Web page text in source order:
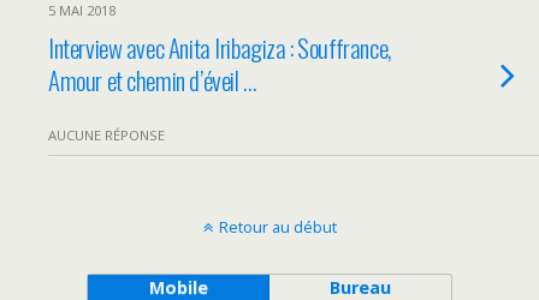
5 MAI 2018
Interview avec Anita Iribagiza : Souffrance,
Amour et chemin d’éveil …
AUCUNE RÉPONSE
Retour au début
Mobile Bureau